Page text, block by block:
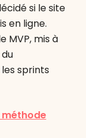
si le site
en ligne.
MVP, mis à
sprints
méthode